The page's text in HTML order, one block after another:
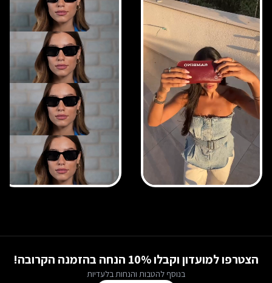
הצטרפו למועדון וקבלו 10% הנחה בהזמנה הקרובה!
בנוסף להטבות והנחות בלעדיות